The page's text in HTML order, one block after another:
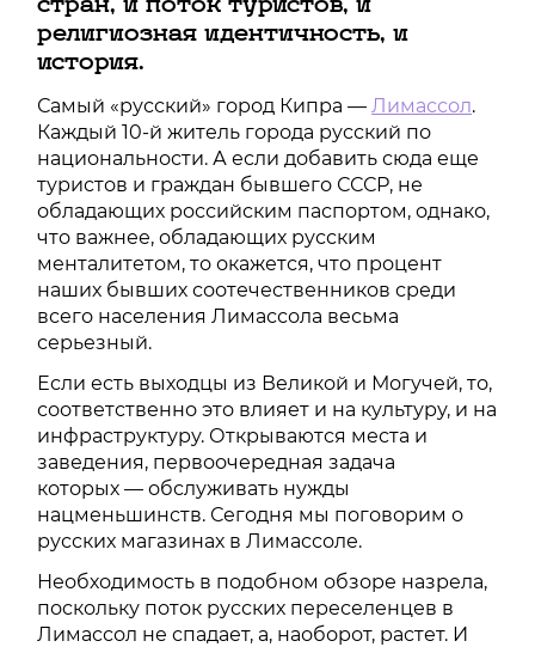
стран, и поток туристов, и
религиозная идентичность, и
история.
Самый «русский» город Кипра — Лимассол.
Каждый 10-й житель города русский по
национальности. А если добавить сюда еще
туристов и граждан бывшего СССР, не
обладающих российским паспортом, однако,
что важнее, обладающих русским
менталитетом, то окажется, что процент
наших бывших соотечественников среди
всего населения Лимассола весьма
серьезный.
Если есть выходцы из Великой и Могучей, то,
соответственно это влияет и на культуру, и на
инфраструктуру. Открываются места и
заведения, первоочередная задача
которых — обслуживать нужды
нацменьшинств. Сегодня мы поговорим о
русских магазинах в Лимассоле.
Необходимость в подобном обзоре назрела,
поскольку поток русских переселенцев в
Лимассол не спадает, а, наоборот, растет. И